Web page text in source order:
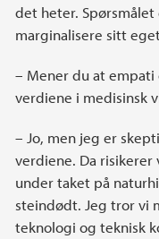
det heter.
marginalisere sitt
– Mener du at
verdiene i medisinsk
– Jo, men jeg er
verdiene. Da
under taket på
steindødt. Jeg tror vi
teknologi og teknisk